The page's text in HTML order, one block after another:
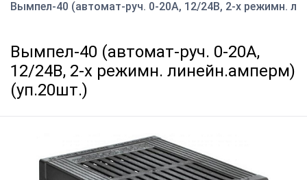
Вымпел-40 (автомат-руч. 0-20А, 12/24В, 2-х режимн.
Вымпел-40 (автомат-руч. 0-20А,
12/24В, 2-х режимн. линейн.амперм)
(уп.20шт.)